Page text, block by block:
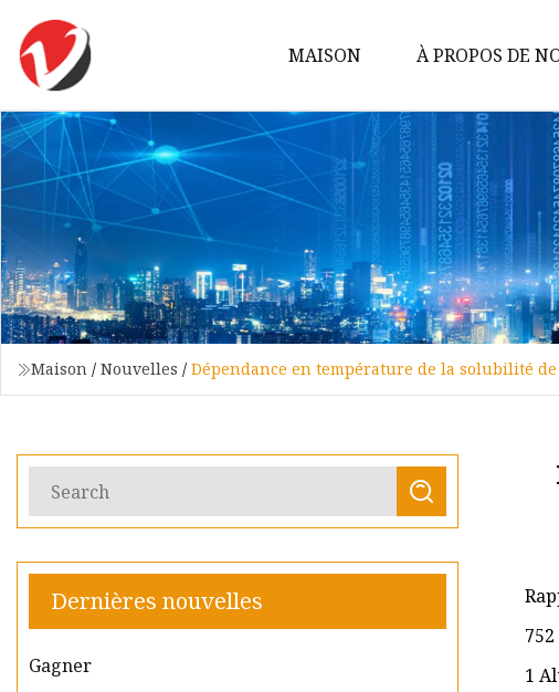
MAISON À PROPOS DE
Maison / Nouvelles / Dépendance en température de la solubilité
Dernières nouvelles
Gagner
752
1